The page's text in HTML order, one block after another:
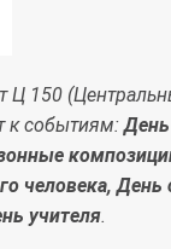
Ц 150
к событиям:
человека, День
учителя.